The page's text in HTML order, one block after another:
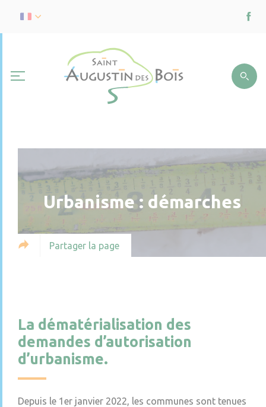
Urbanisme : démarches
Partager la page
La dématérialisation des
demandes d’autorisation
d’urbanisme.
Depuis le 1er janvier 2022, les communes sont tenues